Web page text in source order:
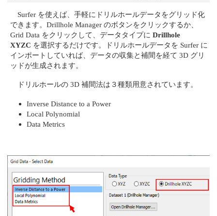
Surfer を使えば、手軽にドリルホールデータをグリッド化
できます。Drillhole Manager のボタンをクリックするか、
Grid Data をクリックして、データタイプにDrillhole
XYZC を選択するだけです。ドリルホールデータを Surfer に
インポートしていれば、データの収集と補間を経て 3D グリ
ッドが生成されます。
ドリルホールの 3D 補間法は３種類用意されています。
Inverse Distance to a Power
Local Polynomial
Data Metrics